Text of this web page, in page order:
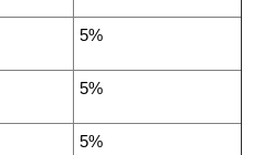
5%
5%
5%